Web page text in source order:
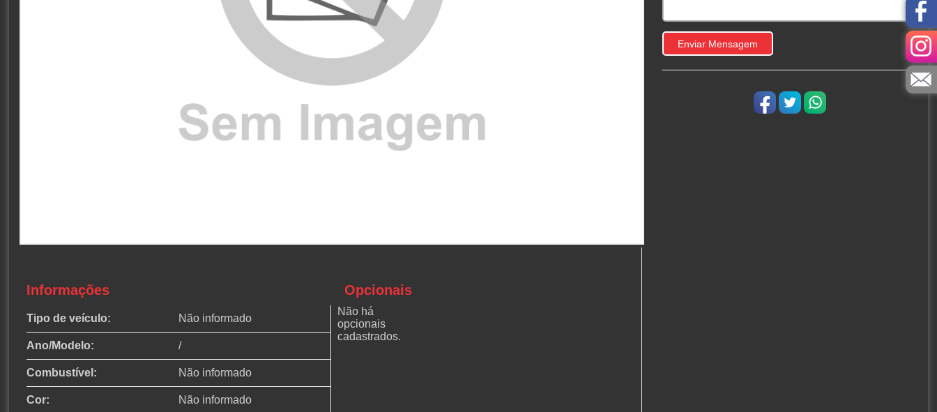
Informações
Tipo de veículo: Não informado
Ano/Modelo: /
Combustível: Não informado
Cor: Não informado
Opcionais
Não há
opcionais
cadastrados.